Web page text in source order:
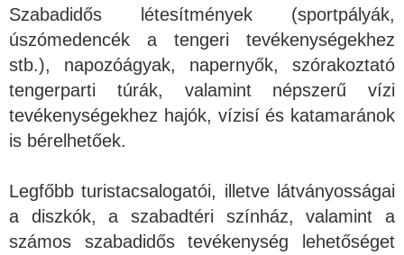
Szabadidős létesítmények (sportpályák,
úszómedencék a tengeri tevékenységekhez
stb.), napozóágyak, napernyők, szórakoztató
tengerparti túrák, valamint népszerű vízi
tevékenységekhez hajók, vízisí és katamaránok
is bérelhetőek.
Legfőbb turistacsalogatói, illetve látványosságai
a diszkók, a szabadtéri színház, valamint a
számos szabadidős tevékenység lehetőséget